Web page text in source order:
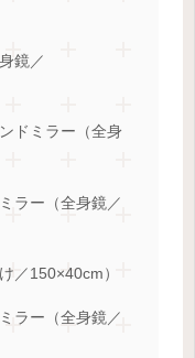
鏡／
ドミラー（全身
ラー（全身鏡／
／150×40cm）
ラー（全身鏡／